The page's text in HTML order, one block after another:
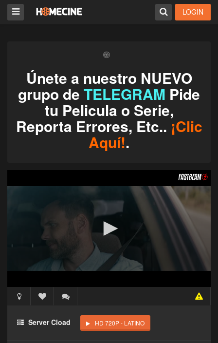
LOGIN
Únete a nuestro NUEVO
grupo de TELEGRAM Pide
tu Pelicula o Serie,
Reporta Errores, Etc.. ¡Clic
Aquí!.
Haz clic 3 veces en el botón para desbloquear este
reproductor
Server Cload HD 720P - LATINO